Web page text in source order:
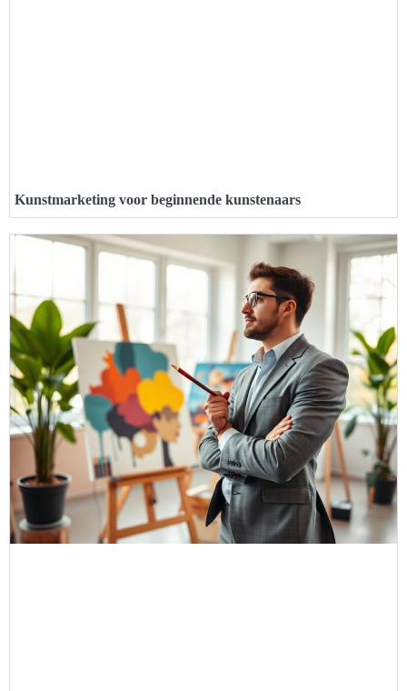
Kunstmarketing voor beginnende kunstenaars